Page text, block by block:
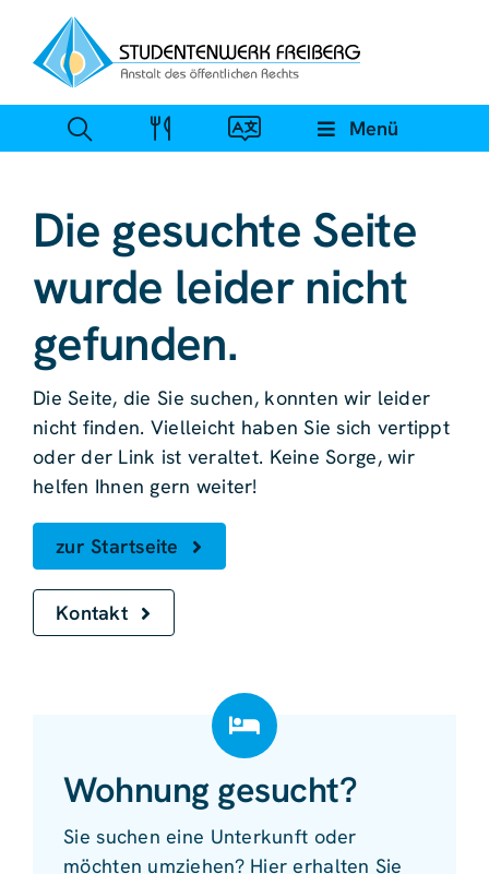
Inhalt
springen
Menü
Die gesuchte Seite
wurde leider nicht
gefunden.
Die Seite, die Sie suchen, konnten wir leider
nicht finden. Vielleicht haben Sie sich vertippt
oder der Link ist veraltet. Keine Sorge, wir
helfen Ihnen gern weiter!
zur Startseite
Kontakt
Wohnung gesucht?
Sie suchen eine Unterkunft oder
möchten umziehen? Hier erhalten Sie